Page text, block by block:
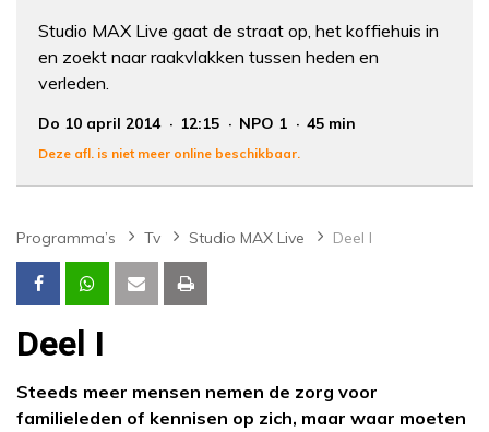
Studio MAX Live gaat de straat op, het koffiehuis in
en zoekt naar raakvlakken tussen heden en
verleden.
Do 10 april 2014 12:15 NPO 1 45 min
Deze afl. is niet meer online beschikbaar.
Programma’s Tv Studio MAX Live Deel I
Deel I
Steeds meer mensen nemen de zorg voor
familieleden of kennisen op zich, maar waar moeten